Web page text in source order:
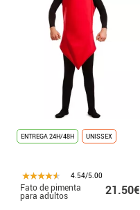
ENTREGA 24H/48H UNISSEX
4.54/5.00
Fato de pimenta
para adultos 21.50€